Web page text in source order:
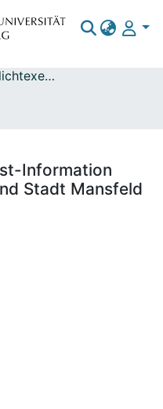
Elektronische Pflichtexemplare
Information
Stadt Mansfeld